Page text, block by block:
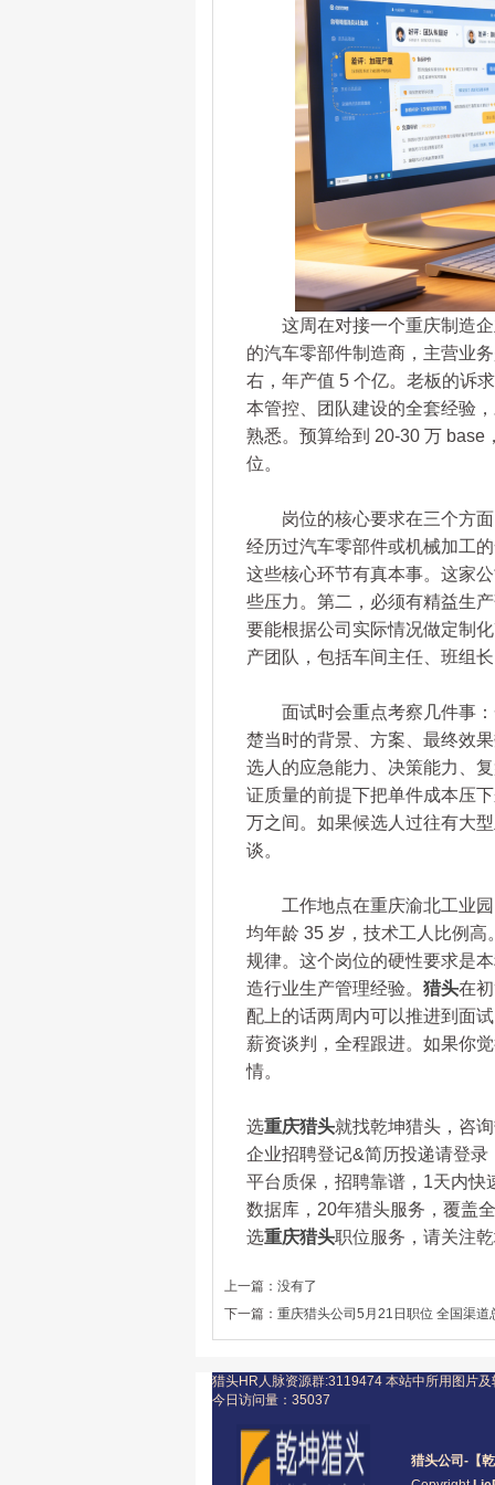
这周在对接一个重庆制造企
的汽车零部件制造商，主营业
右，年产值 5 个亿。老板的诉
本管控、团队建设的全套经验
熟悉。预算给到 20-30 万 base
位。
岗位的核心要求在三个方面
经历过汽车零部件或机械加工
这些核心环节有真本事。这家
些压力。第二，必须有精益生
要能根据公司实际情况做定制
产团队，包括车间主任、班组
面试时会重点考察几件事：
楚当时的背景、方案、最终效
选人的应急能力、决策能力、
证质量的前提下把单件成本压
万之间。如果候选人过往有大
谈。
工作地点在重庆渝北工业园
均年龄 35 岁，技术工人比例
规律。这个岗位的硬性要求是
造行业生产管理经验。 猎头在
配上的话两周内可以推进到面
薪资谈判，全程跟进。如果你
情。
选重庆猎头就找乾坤猎头，咨
企业招聘登记&简历投递请登
平台质保，招聘靠谱，1天内快
数据库，20年猎头服务，覆盖
选重庆猎头职位服务，请关注
上一篇： 没有了
下一篇： 重庆猎头公司5月21日职位 全国渠
猎头公司 -【
猎头HR人脉资源群:3119474 本站中所用图片
今日访问量： 35037